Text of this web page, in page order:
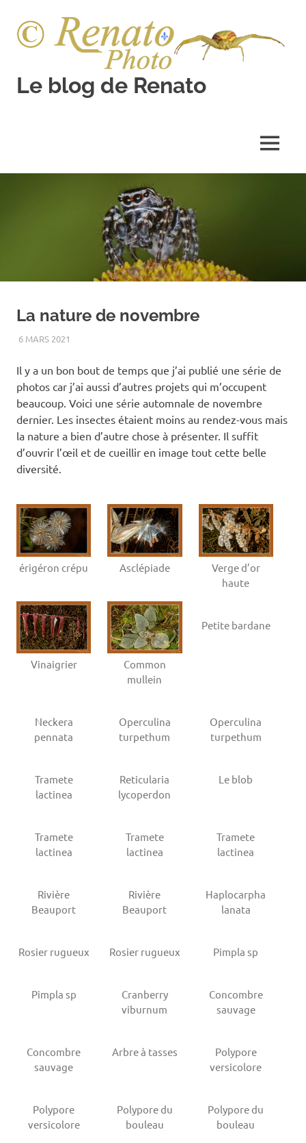
content
Le blog de Renato
MENU
La nature de novembre
6 MARS 2021
Il y a un bon bout de temps que j’ai publié une série de
photos car j’ai aussi d’autres projets qui m’occupent
beaucoup. Voici une série automnale de novembre
dernier. Les insectes étaient moins au rendez-vous mais
la nature a bien d’autre chose à présenter. Il suffit
d’ouvrir l’œil et de cueillir en image tout cette belle
diversité.
érigéron crépu Asclépiade
Verge d’or
haute
Vinaigrier
Common
mullein
Petite bardane
Neckera
pennata
Operculina
turpethum
Operculina
turpethum
Tramete
lactinea
Reticularia
lycoperdon
Le blob
Tramete
lactinea
Tramete
lactinea
Tramete
lactinea
Rivière
Beauport
Rivière
Beauport
Haplocarpha
lanata
Rosier rugueux Rosier rugueux Pimpla sp
Pimpla sp
Cranberry
viburnum
Concombre
sauvage
Concombre
sauvage
Arbre à tasses
Polypore
versicolore
Polypore
versicolore
Polypore du
bouleau
Polypore du
bouleau